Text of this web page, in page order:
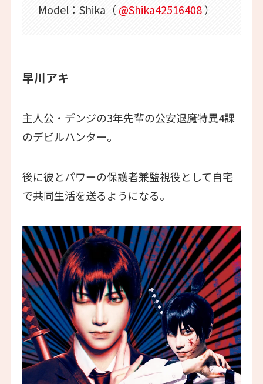
Model：Shika（ @Shika42516408）
早川アキ
主人公・デンジの3年先輩の公安退魔特異4課
のデビルハンター。
後に彼とパワーの保護者兼監視役として自宅
で共同生活を送るようになる。